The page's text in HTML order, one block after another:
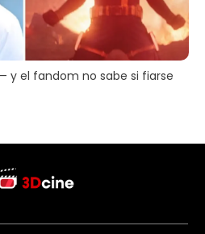
y el fandom no sabe si fiarse